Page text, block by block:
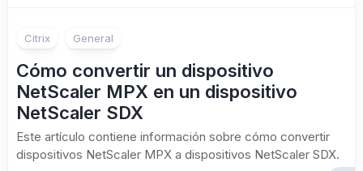
Citrix General
Cómo convertir un dispositivo
NetScaler MPX en un dispositivo
NetScaler SDX
Este artículo contiene información sobre cómo convertir
dispositivos NetScaler MPX a dispositivos NetScaler SDX.